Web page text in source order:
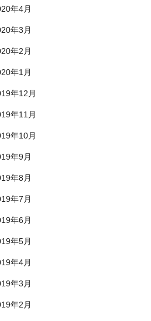
年4月
年3月
年2月
年1月
年12月
年11月
年10月
年9月
年8月
年7月
年6月
年5月
年4月
年3月
年2月